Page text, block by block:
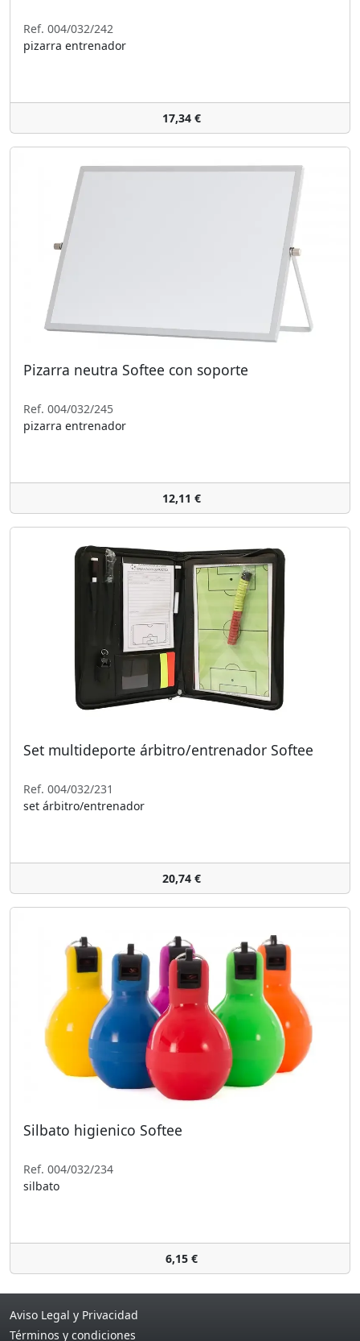
Ref. 004/032/242
pizarra entrenador
17,34 €
Pizarra neutra Softee con soporte
Ref. 004/032/245
pizarra entrenador
12,11 €
Set multideporte árbitro/entrenador Softee
Ref. 004/032/231
set árbitro/entrenador
20,74 €
Silbato higienico Softee
Ref. 004/032/234
silbato
6,15 €
Aviso Legal y Privacidad
Términos y condiciones